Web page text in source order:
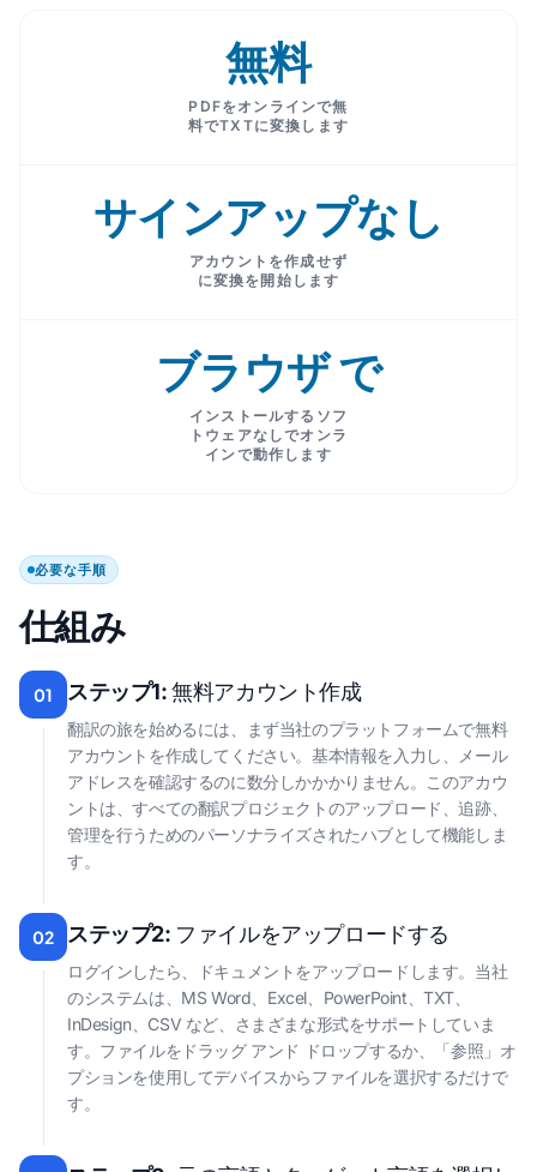
無料
PDFをオンラインで無
料でTXTに変換します
サインアップなし
アカウントを作成せず
に変換を開始します
ブラウザ で
インストールするソフ
トウェアなしでオンラ
インで動作します
必要な手順
仕組み
01 ステップ1:無料アカウント作成
翻訳の旅を始めるには、まず当社のプラットフォームで無料
アカウントを作成してください。基本情報を入力し、メール
アドレスを確認するのに数分しかかかりません。このアカウ
ントは、すべての翻訳プロジェクトのアップロード、追跡、
管理を行うためのパーソナライズされたハブとして機能しま
す。
02 ステップ2: ファイルをアップロードする
ログインしたら、ドキュメントをアップロードします。当社
のシステムは、MS Word、Excel、PowerPoint、TXT、
InDesign、CSV など、さまざまな形式をサポートしていま
す。ファイルをドラッグ アンド ドロップするか、「参照」オ
プションを使用してデバイスからファイルを選択するだけで
す。